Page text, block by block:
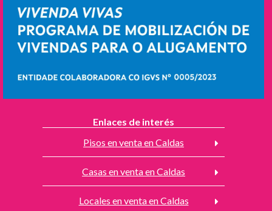
Enlaces de interés
Pisos en venta en Caldas
Casas en venta en Caldas
Locales en venta en Caldas